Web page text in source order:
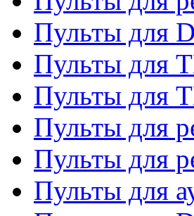
Пульты для
Пульты для
Пульты для
Пульты для
Пульты для
Пульты для